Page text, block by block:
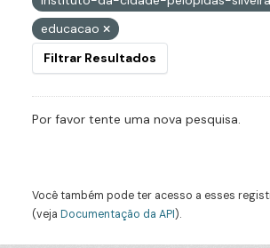
educacao
Filtrar Resultados
Por favor tente uma nova pesquisa.
Você também pode ter acesso a esses
(veja Documentação da API).